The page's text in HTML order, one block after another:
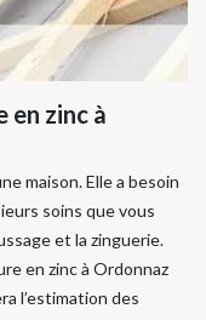
zinc à
maison. Elle a besoin
soins que vous
et la zinguerie.
en zinc à Ordonnaz
l’estimation des